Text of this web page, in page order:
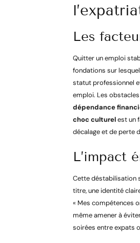
Les
Quitter un emploi
fondations sur
statut professionnel
emploi. Les
dépendance
choc culturelest un
décalage et de perte
L’impact
Cette déstabilisation
titre, une identité
« Mes compétences
même amener à
soirées entre expats